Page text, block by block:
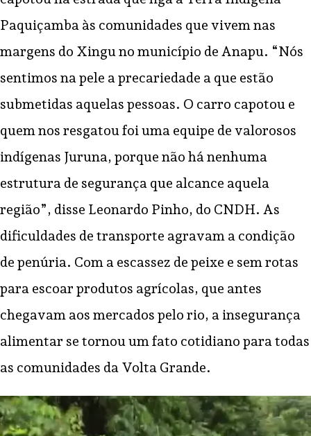
Paquiçamba às comunidades que vivem nas
margens do Xingu no município de Anapu. “Nós
sentimos na pele a precariedade a que estão
submetidas aquelas pessoas. O carro capotou e
quem nos resgatou foi uma equipe de valorosos
indígenas Juruna, porque não há nenhuma
estrutura de segurança que alcance aquela
região”, disse Leonardo Pinho, do CNDH. As
dificuldades de transporte agravam a condição
de penúria. Com a escassez de peixe e sem rotas
para escoar produtos agrícolas, que antes
chegavam aos mercados pelo rio, a insegurança
alimentar se tornou um fato cotidiano para todas
as comunidades da Volta Grande.